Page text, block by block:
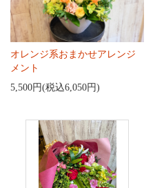
オレンジ系おまかせアレンジ
メント
5,500円(税込6,050円)